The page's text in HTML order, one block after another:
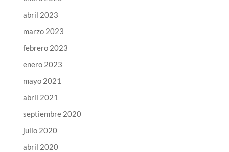
abril 2023
marzo 2023
febrero 2023
enero 2023
mayo 2021
abril 2021
septiembre 2020
julio 2020
abril 2020